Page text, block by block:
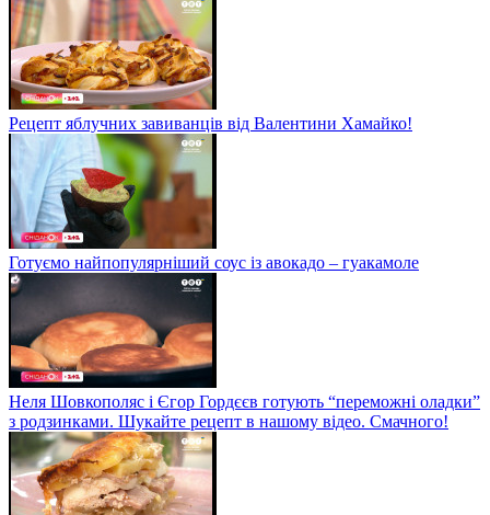
Рецепт яблучних завиванців від Валентини Хамайко!
Готуємо найпопулярніший соус із авокадо – гуакамоле
Неля Шовкополяс і Єгор Гордєєв готують “переможні оладки”
з родзинками. Шукайте рецепт в нашому відео. Смачного!